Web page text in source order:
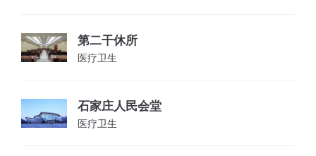
第二干休所
医疗卫生
石家庄人民会堂
医疗卫生